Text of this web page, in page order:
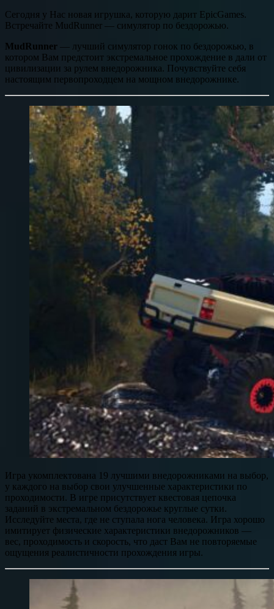
Сегодня у Нас новая игрушка, которую дарит EpicGames.
Встречайте MudRunner — симулятор по бездорожью.
MudRunner — лучший симулятор гонок по бездорожью, в
котором Вам предстоит экстремальное прохождение в дали от
цивилизации за рулем внедорожника. Почувствуйте себя
настоящим первопроходцем на мощном внедорожнике.
Игра укомплектована 19 лучшими внедорожниками на выбор,
у каждого на выбор свои улучшенные характеристики по
проходимости. В игре присутствует квестовая цепочка
заданий в экстремальном бездорожье круглые сутки.
Исследуйте места, где не ступала нога человека. Игра хорошо
имитирует физические характеристики внедорожников —
вес, проходимость и скорость, что даст Вам не повторяемые
ощущения реалистичности прохождения игры.